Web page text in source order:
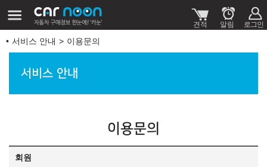
서비스 안내 이용문의
서비스 안내
이용문의
회원